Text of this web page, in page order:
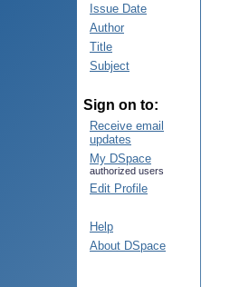
Issue Date
Author
Title
Subject
Sign on to:
Receive email
updates
My DSpace
authorized users
Edit Profile
Help
About DSpace